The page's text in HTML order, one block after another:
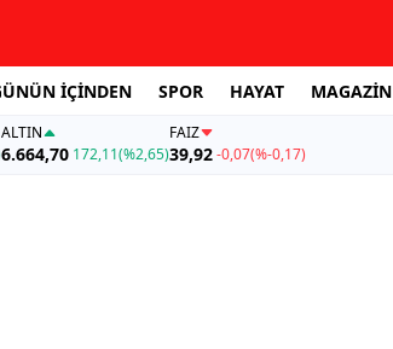
İÇİNDEN SPOR HAYAT MAGAZİN
ALTIN
6.664,70 172,11(%2,65)
FAİZ
39,92-0,07(%-0,17)